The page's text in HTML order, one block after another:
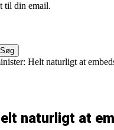
til din email.
Helt naturligt at
naturligt at